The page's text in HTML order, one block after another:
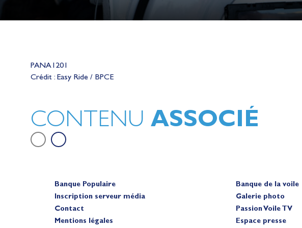
PANA1201
Crédit : Easy Ride / BPCE
CONTENU ASSOCIÉ
Lauriane Nolot en or à Long Beach,
sur le plan d'eau des Jeux Olympiques
Banque Populaire
Inscription serveur média
Contact
Mentions légales
Banque de la voile
Galerie photo
Passion Voile TV
Espace presse